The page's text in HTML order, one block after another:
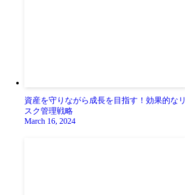
資産を守りながら成長を目指す！効果的なリ
スク管理戦略
March 16, 2024